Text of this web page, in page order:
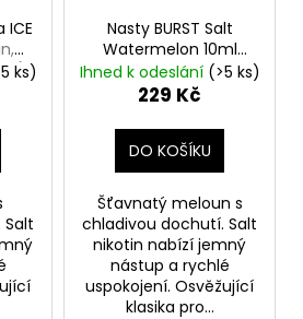
ICE
ks)
Nasty BURST Salt
Watermelon 10ml
20mg Vodní meloun,
Chladivá složka (ICE)
Ihned k odeslání (>5 ks)
229 Kč
DO KOŠÍKU
Šťavnatý meloun s
chladivou dochutí. Salt
nikotin nabízí jemný
nástup a rychlé
uspokojení. Osvěžující
klasika pro...